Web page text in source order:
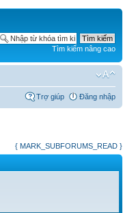
Tìm kiếm nâng cao
Trợ giúp Đăng nhập
{ MARK_SUBFORUMS_READ }